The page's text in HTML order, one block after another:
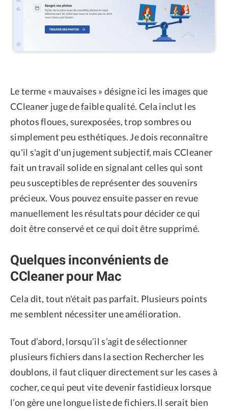
Le terme « mauvaises » désigne ici les images que
CCleaner juge de faible qualité. Cela inclut les
photos floues, surexposées, trop sombres ou
simplement peu esthétiques. Je dois reconnaître
qu'il s'agit d'un jugement subjectif, mais CCleaner
fait un travail solide en signalant celles qui sont
peu susceptibles de représenter des souvenirs
précieux. Vous pouvez ensuite passer en revue
manuellement les résultats pour décider ce qui
doit être conservé et ce qui doit être supprimé.
Quelques inconvénients de
CCleaner pour Mac
Cela dit, tout n'était pas parfait. Plusieurs points
me semblent nécessiter une amélioration.
Tout d’abord, lorsqu’il s’agit de sélectionner
plusieurs fichiers dans la section Rechercher les
doublons, il faut cliquer directement sur les cases à
cocher, ce qui peut vite devenir fastidieux lorsque
l’on gère une longue liste de fichiers.Il serait bien